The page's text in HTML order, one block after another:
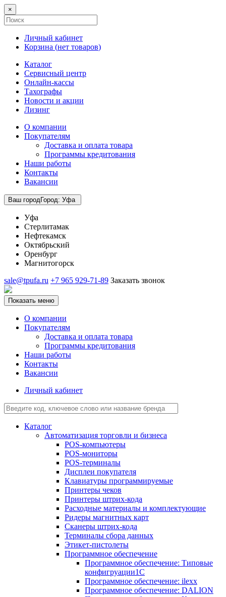
×
Личный кабинет
Корзина (нет товаров)
Каталог
Сервисный центр
Онлайн-кассы
Тахографы
Новости и акции
Лизинг
О компании
Покупателям
Доставка и оплата товара
Программы кредитования
Наши работы
Контакты
Вакансии
Ваш городГород: Уфа
Уфа
Стерлитамак
Нефтекамск
Октябрьский
Оренбург
Магнитогорск
sale@tpufa.ru +7 965 929-71-89 Заказать звонок
Показать меню
О компании
Покупателям
Доставка и оплата товара
Программы кредитования
Наши работы
Контакты
Вакансии
Личный кабинет
Каталог
Автоматизация торговли и бизнеса
POS-компьютеры
POS-мониторы
POS-терминалы
Дисплеи покупателя
Клавиатуры программируемые
Принтеры чеков
Принтеры штрих-кода
Расходные материалы и комплектующие
Ридеры магнитных карт
Сканеры штрих-кода
Терминалы сбора данных
Этикет-пистолеты
Программное обеспечение
Программное обеспечение: Типовые
конфигруации1С
Программное обеспечение: ilexx
Программное обеспечение: DALION